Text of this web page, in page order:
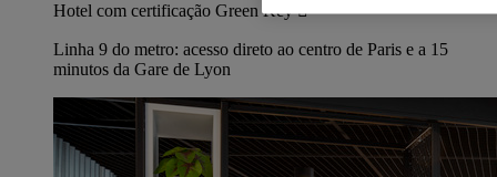
Hotel com certificação Green Key 
Linha 9 do metro: acesso direto ao centro de Paris e a 15
minutos da Gare de Lyon